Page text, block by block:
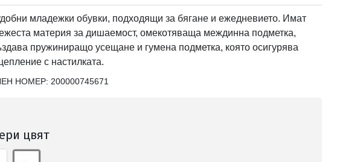
младежки обувки, подходящи за бягане и ежедневието. Имат
материя за дишаемост, омекотяваща междинна подметка,
пружиниращо усещане и гумена подметка, която осигурява
с настилката.
НОМЕР: 200000745671
цвят